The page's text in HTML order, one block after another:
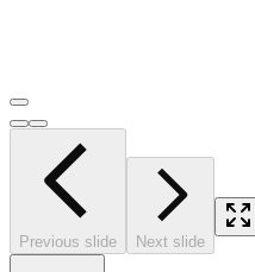
Previous slide Next slide